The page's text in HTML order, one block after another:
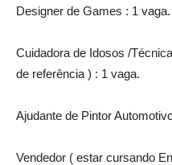
Designer de Games : 1 vaga.
Cuidadora de Idosos /
de referência ) : 1 vaga.
Ajudante de Pintor
Vendedor ( estar cursando